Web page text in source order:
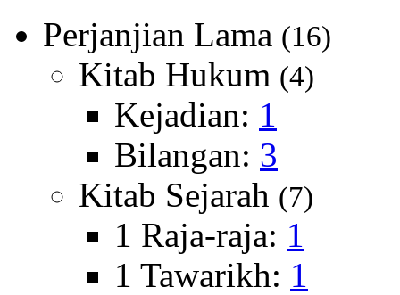
Perjanjian Lama (16)
Kitab Hukum (4)
Kejadian: 1
Bilangan: 3
Kitab Sejarah (7)
1 Raja-raja: 1
1 Tawarikh: 1